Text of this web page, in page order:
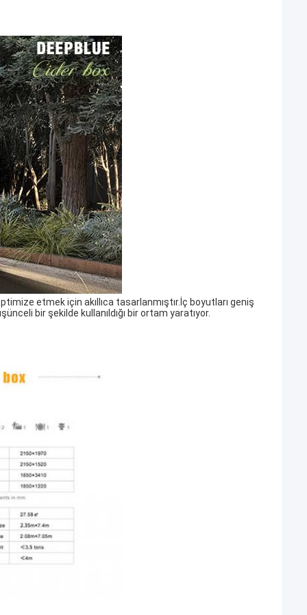
etmek için akıllıca tasarlanmıştır.İç boyutları geniş
bir şekilde kullanıldığı bir ortam yaratıyor.